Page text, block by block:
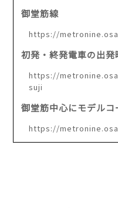
御堂筋線
https://
初発・終発電車の出発
https://
suji
御堂筋中心にモデルコ
https://